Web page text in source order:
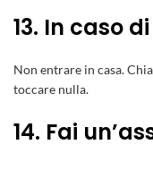
13. In caso
Non entrare in casa.
toccare nulla.
14. Fai